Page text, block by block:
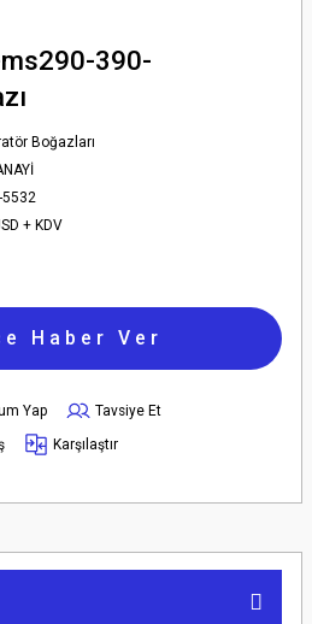
390-
Boğazları
5532
+ KDV
Haber Ver
Yap
Tavsiye Et
Karşılaştır